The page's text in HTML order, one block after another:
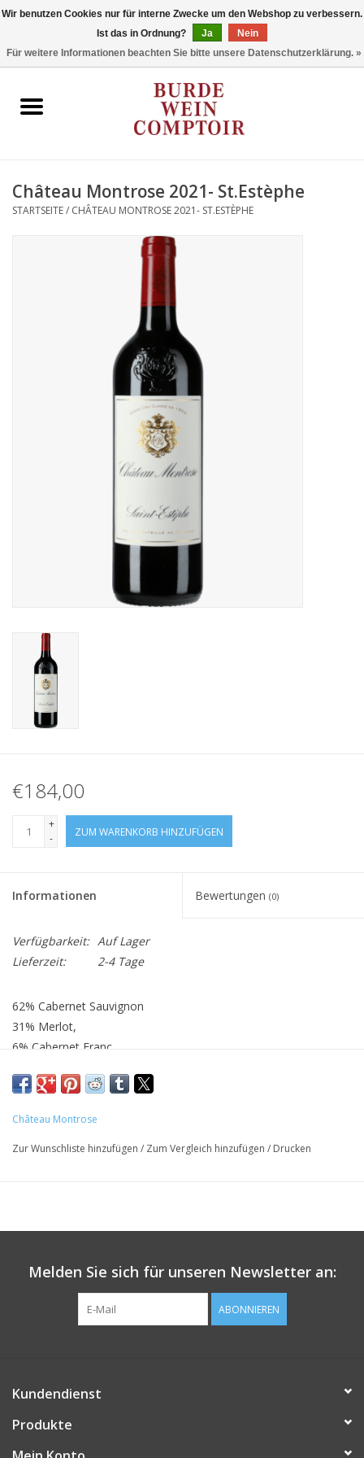
Stil
Château Montrose 2021- St.Estèphe
STARTSEITE/ CHÂTEAU MONTROSE 2021- ST.ESTÈPHE
€184,00
+
-
ZUM WARENKORB HINZUFÜGEN
Informationen Bewertungen (0)
Verfügbarkeit: Auf Lager
Lieferzeit:
2-4 Tage
62% Cabernet Sauvignon
31% Merlot,
6% Cabernet Franc
Alk: 13%
Château Montrose
Zur Wunschliste hinzufügen / Zum Vergleich hinzufügen / Drucken
Melden Sie sich für unseren Newsletter an:
ABONNIEREN
Kundendienst
Produkte
Wir benutzen Cookies nur für interne Zwecke um den Webshop zu verbessern.
Ist das in Ordnung?
Ja
Nein
Für weitere Informationen beachten Sie bitte unsere Datenschutzerklärung. »